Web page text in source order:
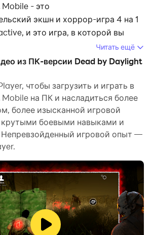
- это
экшн и хоррор-игра 4 на 1
и это игра, в которой вы
смерть. Есть убийца, который
выживших, и им нужно
от своей смерти. Здесь
как с убийцами, так и с
со многими культовыми
9 - лучший эмулятор для
Mobile на ПК, с лучшим в
процессом, достигнутым на нем.
или выжившим и продвигайтесь
убийцей, который
четырех игроков, нет
можете насладиться глубоким
нравится играть в прятки, вы
Читать ещё
из ПК-версии Dead by Daylight
чтобы загрузить и играть в
на ПК и насладиться более
более изысканной игровой
крутыми боевыми навыками и
игровой опыт —